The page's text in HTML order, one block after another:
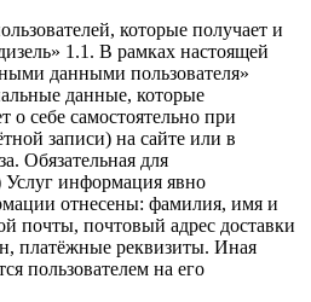
которые получает и
1.1. В рамках настоящей
данными пользователя»
данные, которые
о себе самостоятельно при
записи) на сайте или в
Обязательная для
Услуг информация явно
отнесены: фамилия, имя и
почты, почтовый адрес доставки
платёжные реквизиты. Иная
пользователем на его